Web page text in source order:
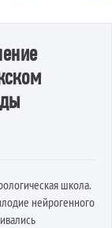
школа.
нейрогенного